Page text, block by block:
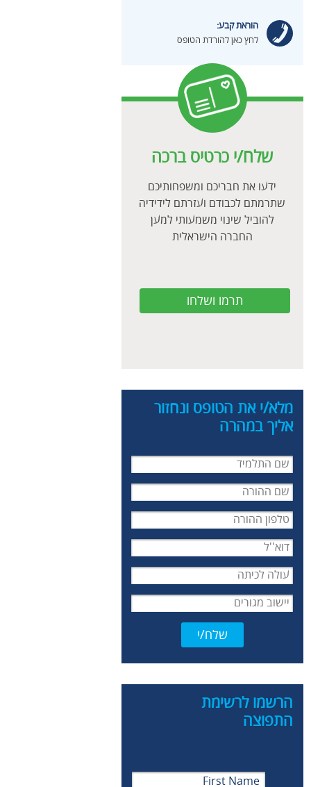
הוראת קבע:
לחץ כאן להורדת הטופס
שלח/י כרטיס ברכה
ידעו את חבריכם ומשפחותיכם
שתרמתם לכבודם ועזרתם לידידיה
להוביל שינוי משמעותי למען
החברה הישראלית
תרמו ושלחו
מלא/י את הטופס ונחזור
אליך במהרה
הרשמו לרשימת
התפוצה